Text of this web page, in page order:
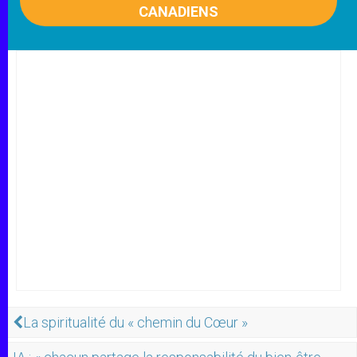
CANADIENS
La spiritualité du « chemin du Cœur »